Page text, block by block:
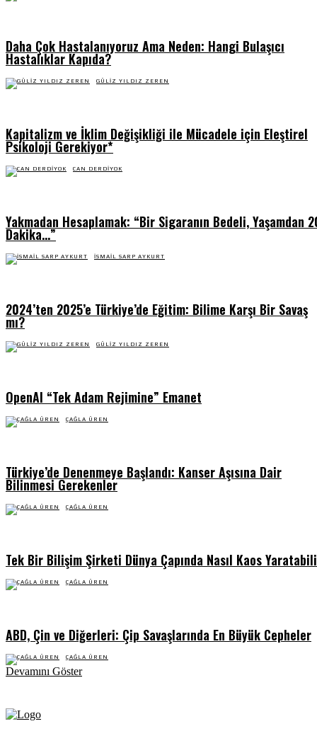
Daha Çok Hastalanıyoruz Ama Neden: Hangi Bulaşıcı
Hastalıklar Kapıda?
GÜLIZ YILDIZ ZEREN
Kapitalizm ve İklim Değişikliği ile Mücadele için Eleştirel
Psikoloji Gerekiyor*
CAN DERDIYOK
Yakmadan Hesaplamak: “Bir Sigaranın Bedeli, Yaşamdan
Dakika…”
İSMAIL SARP AYKURT
2024’ten 2025’e Türkiye’de Eğitim: Bilime Karşı Bir Savaş
mı?
GÜLIZ YILDIZ ZEREN
OpenAI “Tek Adam Rejimine” Emanet
ÇAĞLA ÜREN
Türkiye’de Denenmeye Başlandı: Kanser Aşısına Dair
Bilinmesi Gerekenler
ÇAĞLA ÜREN
Tek Bir Bilişim Şirketi Dünya Çapında Nasıl Kaos
ÇAĞLA ÜREN
ABD, Çin ve Diğerleri: Çip Savaşlarında En Büyük Cepheler
ÇAĞLA ÜREN
Devamını Göster